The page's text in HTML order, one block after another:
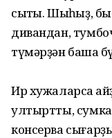
сыҡты. Шыҡһыҙ,
дивандан,
түмәрҙән башҡа
Ир хужаларса
ултыртты,
консерва